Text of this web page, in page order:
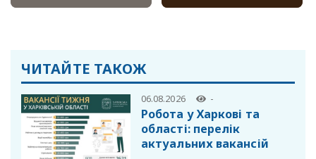
ЧИТАЙТЕ ТАКОЖ
06.08.2026 -
Робота у Харкові та
області: перелік
актуальних вакансій